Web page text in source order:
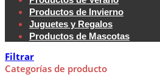
Productos de Invierno
Juguetes y Regalos
Productos de Mascotas
Filtrar
Categorías de producto